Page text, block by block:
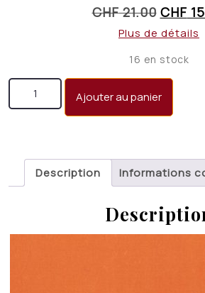
CHF21.00 Le
prix
était :
CHF
Plus de détails
16 en stock
quantité de L'amour fou
Ajouter au panier
Description Informations